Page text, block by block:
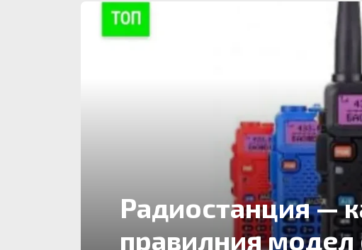
Радиостанция —
правилния модел